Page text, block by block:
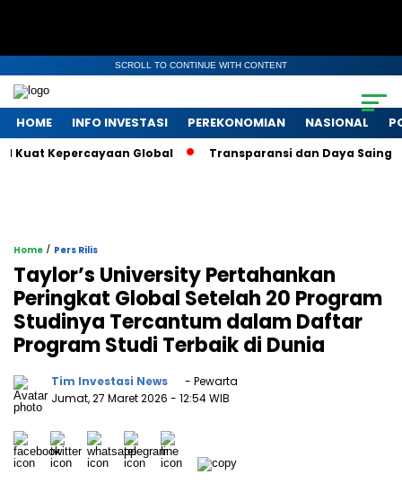
SCROLL TO CONTINUE WITH CONTENT
HOME INFO INVESTASI PEREKONOMIAN NASIONAL
Kepercayaan Global Transparansi dan Daya Saing:
Home / Pers Rilis
Taylor’s University Pertahankan
Peringkat Global Setelah 20 Program
Studinya Tercantum dalam Daftar
Program Studi Terbaik di Dunia
Tim Investasi News
- Pewarta
Jumat, 27 Maret 2026 - 12:54 WIB